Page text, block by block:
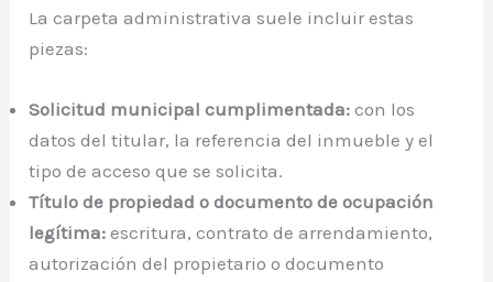
La carpeta administrativa suele incluir estas
piezas:
Solicitud municipal cumplimentada: con los
datos del titular, la referencia del inmueble y el
tipo de acceso que se solicita.
Título de propiedad o documento de ocupación
legítima: escritura, contrato de arrendamiento,
autorización del propietario o documento